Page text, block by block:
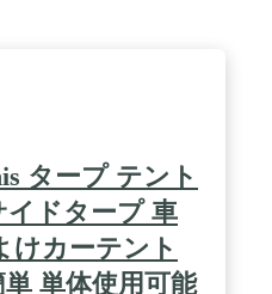
取り付け用のセカンダリ
ウスキャリーダッフルバ
タープ テント
イドタープ 車
けカーテント
単体使用可能